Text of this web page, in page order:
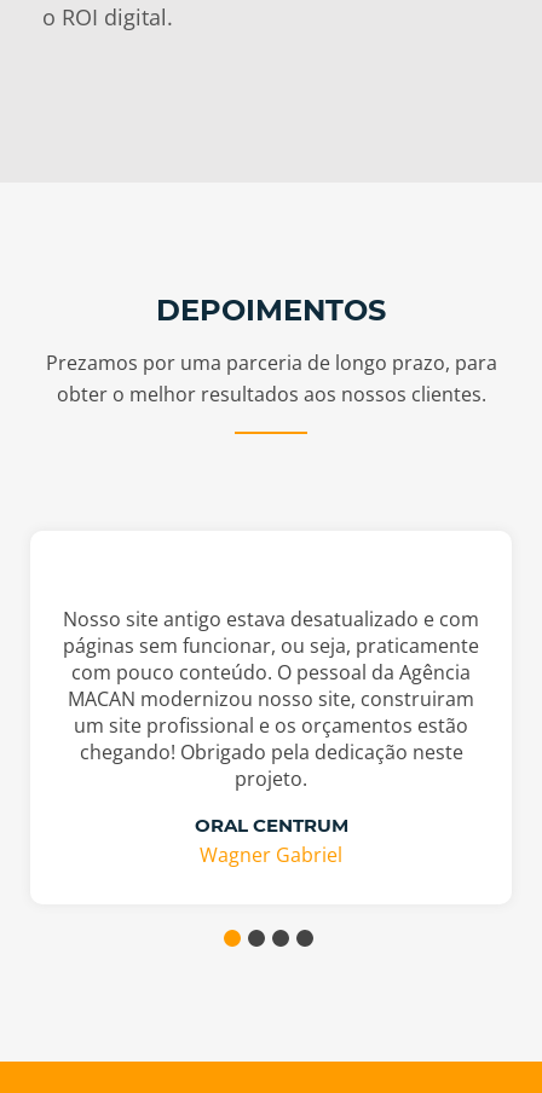
o ROI digital.
DEPOIMENTOS
Prezamos por uma parceria de longo prazo, para
obter o melhor resultados aos nossos clientes.
Nosso site antigo estava desatualizado e com
páginas sem funcionar, ou seja, praticamente
com pouco conteúdo. O pessoal da Agência
MACAN modernizou nosso site, construiram
um site profissional e os orçamentos estão
chegando! Obrigado pela dedicação neste
projeto.
ORAL CENTRUM
Wagner Gabriel